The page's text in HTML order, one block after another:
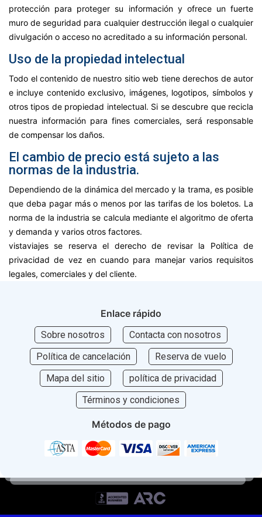
protección para proteger su información y ofrece un fuerte
muro de seguridad para cualquier destrucción ilegal o cualquier
divulgación o acceso no acreditado a su información personal.
Uso de la propiedad intelectual
Todo el contenido de nuestro sitio web tiene derechos de autor
e incluye contenido exclusivo, imágenes, logotipos, símbolos y
otros tipos de propiedad intelectual. Si se descubre que recicla
nuestra información para fines comerciales, será responsable
de compensar los daños.
El cambio de precio está sujeto a las
normas de la industria.
Dependiendo de la dinámica del mercado y la trama, es posible
que deba pagar más o menos por las tarifas de los boletos. La
norma de la industria se calcula mediante el algoritmo de oferta
y demanda y varios otros factores.
vistaviajes se reserva el derecho de revisar la Política de
privacidad de vez en cuando para manejar varios requisitos
legales, comerciales y del cliente.
Enlace rápido
Sobre nosotros
Contacta con nosotros
Política de cancelación
Reserva de vuelo
Mapa del sitio
política de privacidad
Términos y condiciones
Métodos de pago